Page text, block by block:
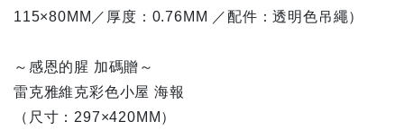
115×80MM／厚度：0.76MM ／配件：透明色吊繩）
～感恩的腥 加碼贈～
雷克雅維克彩色小屋 海報
（尺寸：297×420MM）